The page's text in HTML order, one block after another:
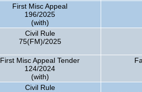
First Misc Appeal
196/2025
(with)
Civil Rule
75(FM)/2025
First Misc Appeal Tender
124/2024
(with)
Civil Rule